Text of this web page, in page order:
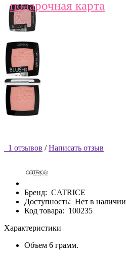
подарочная карта
1 отзывов / Написать отзыв
Бренд: CATRICE
Доступность: Нет в наличии
Код товара: 100235
Характеристики
Объем 6 грамм.